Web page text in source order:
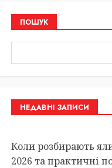
ПОШУК
НЕДАВНІ ЗАПИСИ
Коли розбирають
2026 та практичні